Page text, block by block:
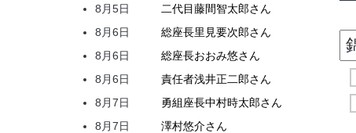
8月5日
二代目藤間智太郎さん
8月6日
総座長里見要次郎さん
8月6日
総座長おおみ悠さん
8月6日
責任者浅井正二郎さん
8月7日
勇組座長中村時太郎さん
8月7日
澤村悠介さん